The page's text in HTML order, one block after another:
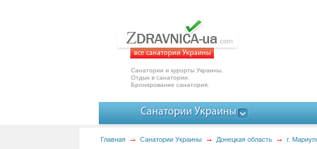
все санатории Украины
Санатории и курорты Украины.
Отдых в санатории.
Бронирование санатория.
Санатории Украины
Главная Санатории Украины Донецкая область г.